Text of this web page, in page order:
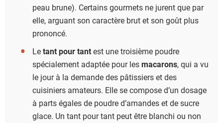
peau brune). Certains gourmets ne jurent que par
elle, arguant son caractère brut et son goût plus
prononcé.
Letant pour tantest une troisième poudre
spécialement adaptée pour lesmacarons, qui a vu
le jour à la demande des pâtissiers et des
cuisiniers amateurs. Elle se compose d’un dosage
à parts égales de poudre d’amandes et de sucre
glace. Un tant pour tant peut être blanchi ou non